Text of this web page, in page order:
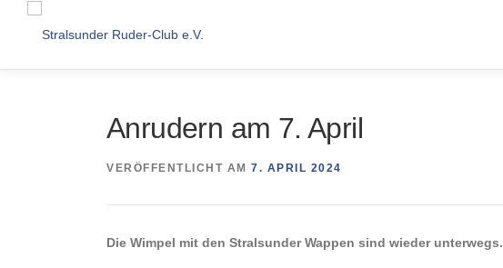
Anrudern am 7. April
VERÖFFENTLICHT AM 7. APRIL 2024
Die Wimpel mit den Stralsunder Wappen sind wieder unterwegs.